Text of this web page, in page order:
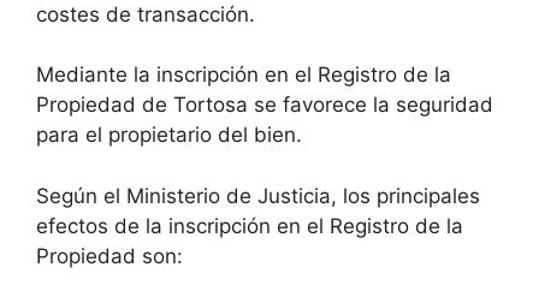
costes de transacción.
Mediante la inscripción en el Registro de la
Propiedad de Tortosa se favorece la seguridad
para el propietario del bien.
Según el Ministerio de Justicia, los principales
efectos de la inscripción en el Registro de la
Propiedad son: